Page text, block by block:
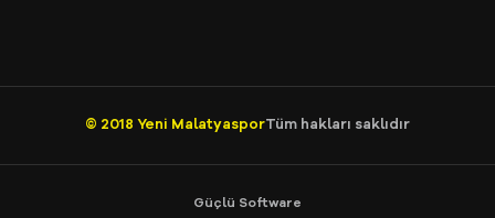
© 2018 Yeni MalatyasporTüm hakları saklıdır
Güçlü Software